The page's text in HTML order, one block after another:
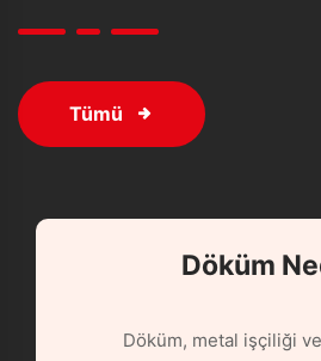
Tümü
Döküm
Döküm, metal işçiliği